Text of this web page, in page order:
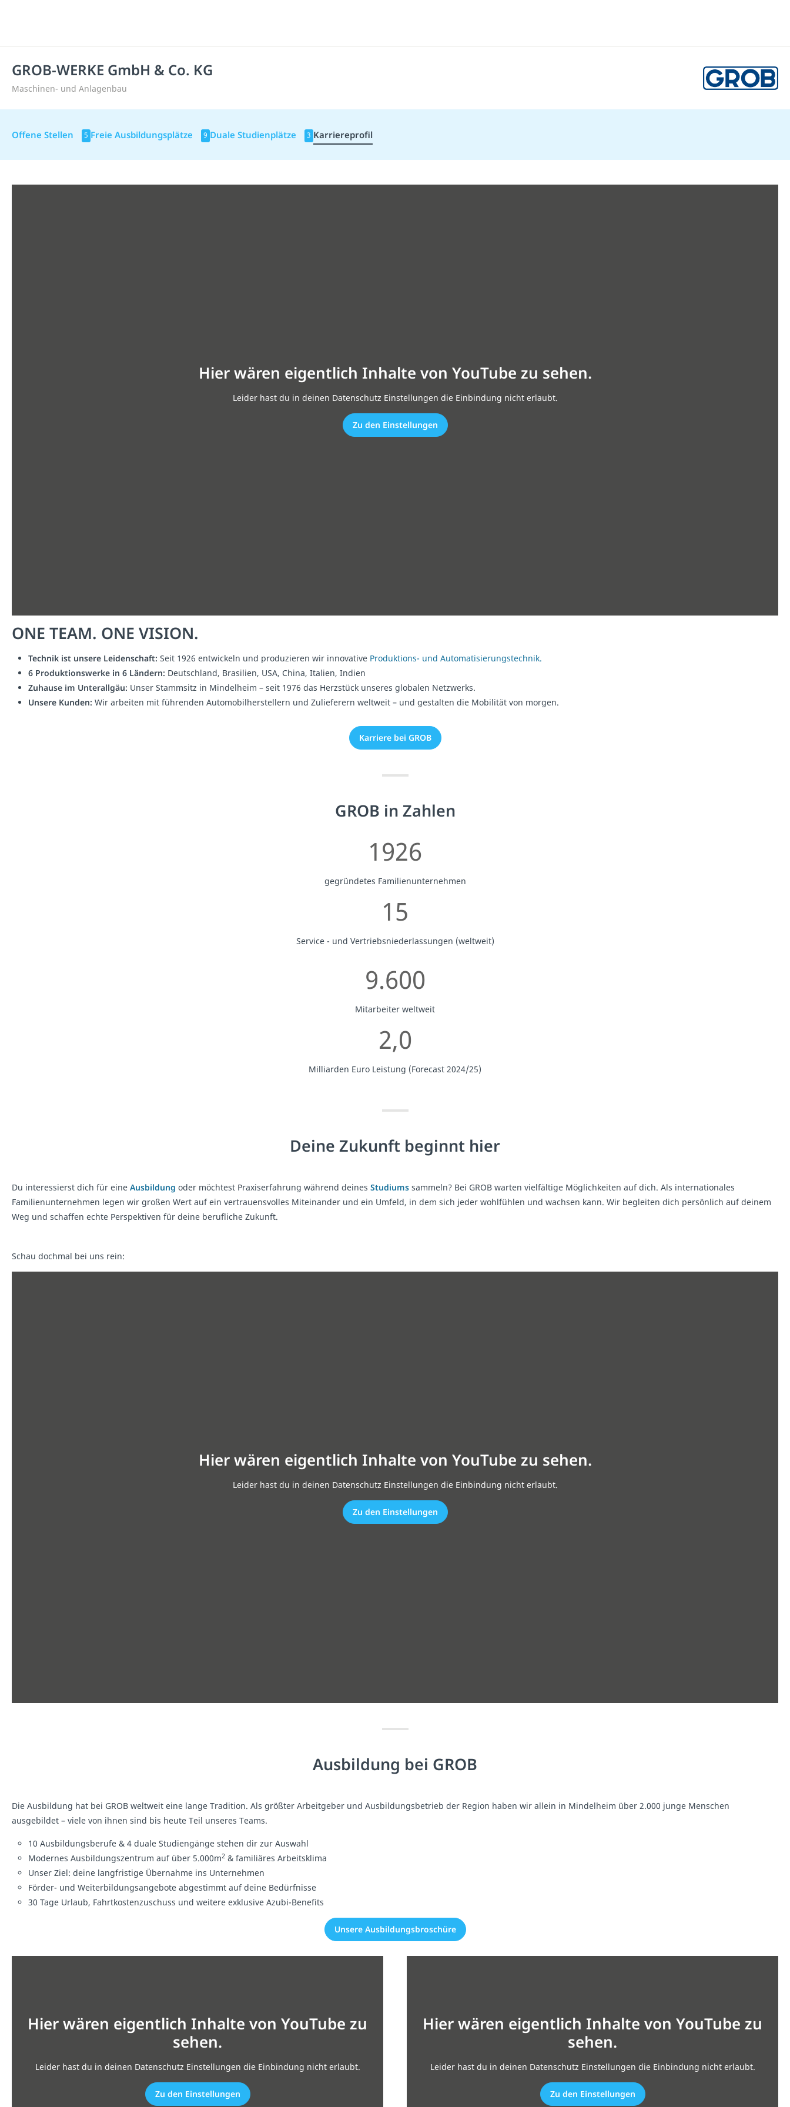
GROB-WERKE GmbH & Co. KG
Maschinen- und Anlagenbau
Offene Stellen 5 Freie Ausbildungsplätze 9 Duale Studienplätze 3 Karriereprofil
ONE TEAM. ONE VISION.
Technik ist unsere Leidenschaft: Seit 1926 entwickeln und produzieren wir innovative Produktions- und Automatisierungstechnik.
6 Produktionswerke in 6 Ländern: Deutschland, Brasilien, USA, China, Italien, Indien
Zuhause im Unterallgäu: Unser Stammsitz in Mindelheim – seit 1976 das Herzstück unseres globalen Netzwerks.
Unsere Kunden: Wir arbeiten mit führenden Automobilherstellern und Zulieferern weltweit – und gestalten die Mobilität von morgen.
Karriere bei GROB
Hier wären eigentlich Inhalte von YouTube zu sehen.
Leider hast du in deinen Datenschutz Einstellungen die Einbindung nicht erlaubt.
Zu den Einstellungen
GROB in Zahlen
1926
gegründetes Familienunternehmen
15
Service - und Vertriebsniederlassungen (weltweit)
9.600
Mitarbeiter weltweit
2,0
Milliarden Euro Leistung (Forecast 2024/25)
Deine Zukunft beginnt hier
Du interessierst dich für eine Ausbildung oder möchtest Praxiserfahrung während deines Studiums sammeln? Bei GROB warten vielfältige Möglichkeiten auf dich. Als internationales
Familienunternehmen legen wir großen Wert auf ein vertrauensvolles Miteinander und ein Umfeld, in dem sich jeder wohlfühlen und wachsen kann. Wir begleiten dich persönlich auf deinem
Weg und schaffen echte Perspektiven für deine berufliche Zukunft.
Schau dochmal bei uns rein:
Hier wären eigentlich Inhalte von YouTube zu sehen.
Leider hast du in deinen Datenschutz Einstellungen die Einbindung nicht erlaubt.
Zu den Einstellungen
Ausbildung bei GROB
Die Ausbildung hat bei GROB weltweit eine lange Tradition. Als größter Arbeitgeber und Ausbildungsbetrieb der Region haben wir allein in Mindelheim über 2.000 junge Menschen
ausgebildet – viele von ihnen sind bis heute Teil unseres Teams.
10 Ausbildungsberufe & 4 duale Studiengänge stehen dir zur Auswahl
Modernes Ausbildungszentrum auf über 5.000m2 & familiäres Arbeitsklima
Unser Ziel: deine langfristige Übernahme ins Unternehmen
Förder- und Weiterbildungsangebote abgestimmt auf deine Bedürfnisse
30 Tage Urlaub, Fahrtkostenzuschuss und weitere exklusive Azubi-Benefits
Unsere Ausbildungsbroschüre
Hier wären eigentlich Inhalte von YouTube zu
sehen.
Leider hast du in deinen Datenschutz Einstellungen die Einbindung nicht erlaubt.
Zu den Einstellungen
Hier wären eigentlich Inhalte von YouTube zu
sehen.
Leider hast du in deinen Datenschutz Einstellungen die Einbindung nicht erlaubt.
Zu den Einstellungen